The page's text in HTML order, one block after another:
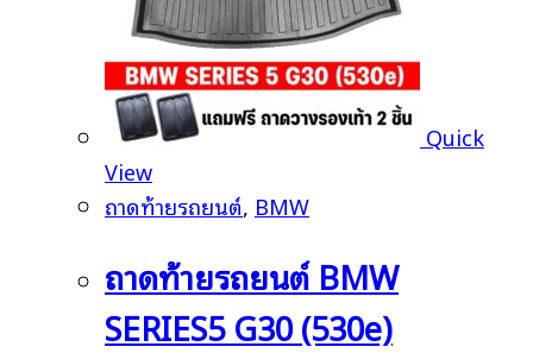
Quick
View
ถาดท้ายรถยนต์, BMW
ถาดท้ายรถยนต์ BMW
SERIES5 G30 (530e)